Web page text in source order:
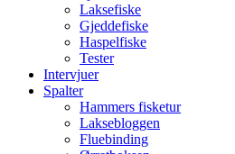
Laksefiske
Gjeddefiske
Haspelfiske
Tester
Intervjuer
Spalter
Hammers fisketur
Laksebloggen
Fluebinding